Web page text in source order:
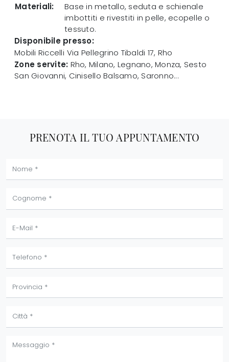
Materiali:
Base in metallo, seduta e schienale
imbottiti e rivestiti in pelle, ecopelle o
tessuto.
Disponibile presso:
Mobili Riccelli Via Pellegrino Tibaldi 17, Rho
Zone servite: Rho, Milano, Legnano, Monza, Sesto
San Giovanni, Cinisello Balsamo, Saronno...
PRENOTA IL TUO APPUNTAMENTO